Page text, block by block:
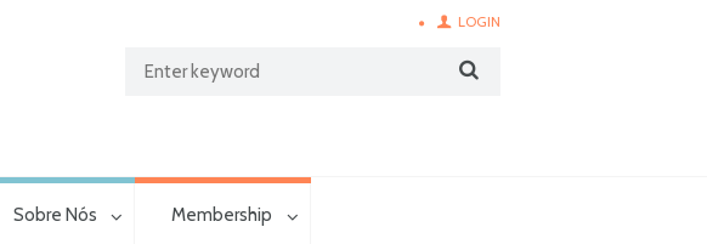
LOGIN
Sobre Nós Membership